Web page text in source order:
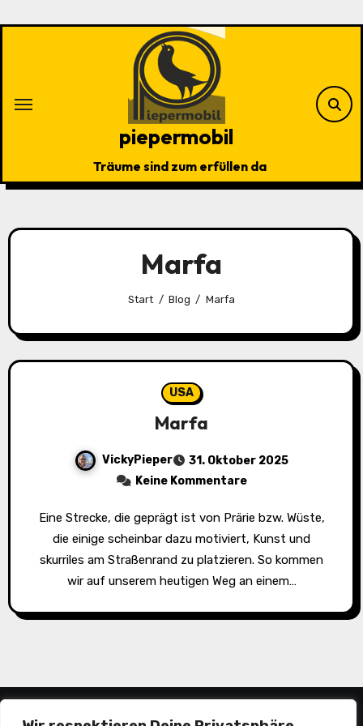
piepermobil
Träume sind zum erfüllen da
Marfa
Start Blog Marfa
USA
Marfa
VickyPieper
31. Oktober 2025
Keine Kommentare
Eine Strecke, die geprägt ist von Prärie bzw. Wüste,
die einige scheinbar dazu motiviert, Kunst und
skurriles am Straßenrand zu platzieren. So kommen
wir auf unserem heutigen Weg an einem…